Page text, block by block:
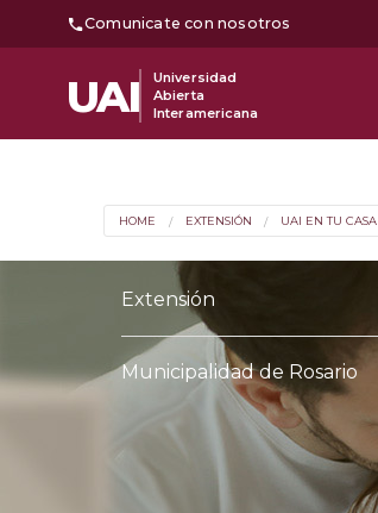
Comunicate con nosotros
UAI
Universidad
Abierta
Interamericana
HOME EXTENSIÓN UAI EN TU CASA
Extensión
Municipalidad de Rosario